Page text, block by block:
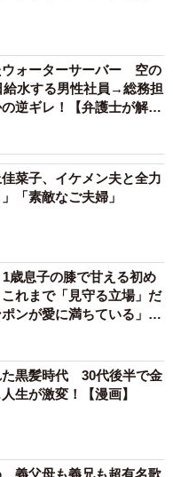
ウォーターサーバー 空の
給水する男性社員→総務担
逆ギレ！【弁護士が解
佳菜子、イケメン夫と全力
「素敵なご夫婦」
歳息子の膝で甘える初め
れまで「見守る立場」だ
ンが愛に満ちている」
た黒髪時代 30代後半で金
生が激変！【漫画】
義父母も義兄も超有名歌